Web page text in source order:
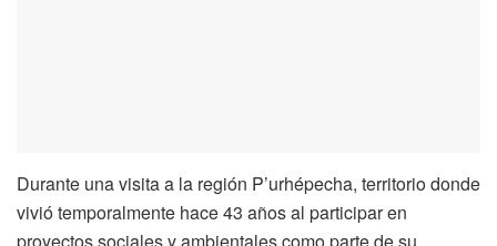
Durante una visita a la región P’urhépecha, territorio donde
vivió temporalmente hace 43 años al participar en
proyectos sociales y ambientales como parte de su